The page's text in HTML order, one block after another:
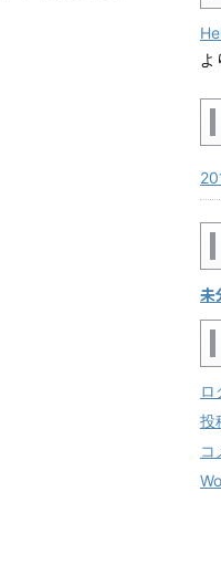
よ
未
ロ
投
コ